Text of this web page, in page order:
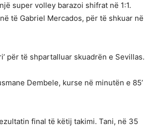
super volley barazoi shifrat në 1:1.
të Gabriel Mercados, për të shkuar në
për të shpartalluar skuadrën e Sevillas.
Dembele, kurse në minutën e 85’
final të këtij takimi. Tani, në 35